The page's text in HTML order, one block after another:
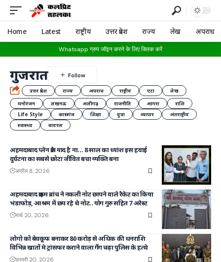
Home Latest राष्ट्रीय उत्तर प्रदेश राज्य लेख अपराध
Whatsapp ग्रुप जॉइन करने के लिए क्लिक करें
गुजरात
उत्तर प्रदेश राज्य अपराध राष्ट्रीय एटा
लेख
मनोरंजन
लखनऊ अलीगढ़ राजनीति आगरा
राशि
Life Style
कासगंज शिक्षा युवा व्यापार
अंतराष्ट्रीय
स्वास्थ्य
वायरल
अहमदाबाद प्लेन क्रैश याद है ना… 8 साल का ध्यांश इस हवाई
दुर्घटना का सबसे छोटा जीवित बचा व्यक्ति बना
अप्रैल 8, 2026
अहमदाबाद क्राइम ब्रांच ने नकली नोट छापने वाले रैकेट का किया
भंडाफोड़, आश्रम में छप रहे थे नोट.. योग गुरु सहित 7 अरेस्ट
मार्च 20, 2026
लोगो को बेवकूफ बनाकर 80 करोड़ से अधिक की धनराशि
विभिन्न खातों मे ट्रांसफर कराने वाला गैंग चढ़ा पुलिस के हत्थे
फ़रवरी 20, 2026